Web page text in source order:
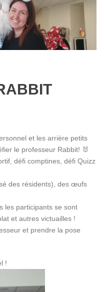
et les arrière petits
le professeur Rabbit! 🐰
défi comptines, défi Quizz
des résidents), des œufs
les participants se sont
et autres victuailles !
et prendre la pose
!